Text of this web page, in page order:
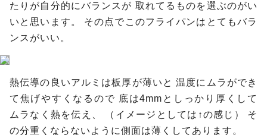
たりが自分的にバランスが 取れてるものを選ぶのがい
いと思います。 その点でこのフライパンはとてもバラ
ンスがいい。
熱伝導の良いアルミは板厚が薄いと温度にムラができ
て焦げやすくなるので 底は4mmとしっかり厚くして
ムラなく熱を伝え、
（イメージとしては↑の感じ） そ
の分重くならないように側面は薄くしてあります。